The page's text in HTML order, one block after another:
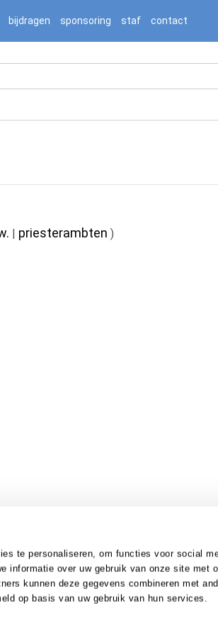
te personaliseren, om functies voor social
informatie over uw gebruik van onze site met
kunnen deze gegevens combineren met
op basis van uw gebruik van hun services.
prod/search.php on line 276
bijdragen sponsoring staf contact
| priesterambten )